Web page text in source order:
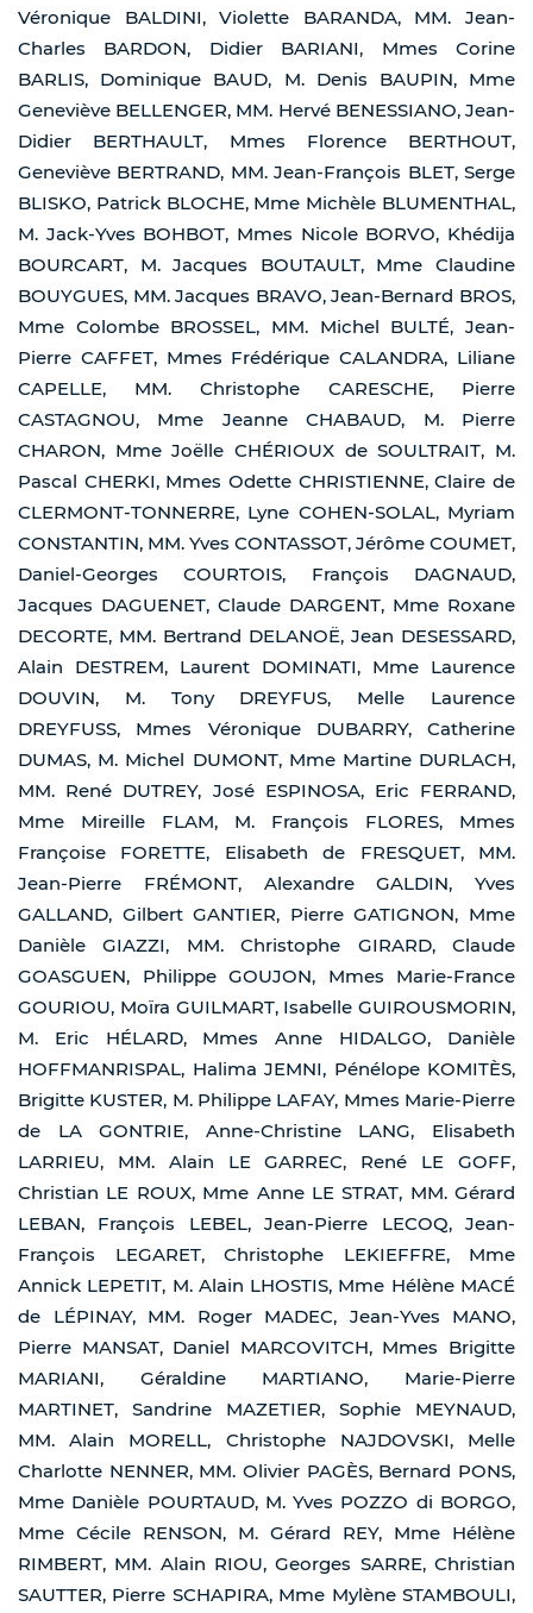
Véronique BALDINI, Violette BARANDA, MM. Jean-
Charles BARDON, Didier BARIANI, Mmes Corine
BARLIS, Dominique BAUD, M. Denis BAUPIN, Mme
Geneviève BELLENGER, MM. Hervé BENESSIANO, Jean-
Didier BERTHAULT, Mmes Florence BERTHOUT,
Geneviève BERTRAND, MM. Jean-François BLET, Serge
BLISKO, Patrick BLOCHE, Mme Michèle BLUMENTHAL,
M. Jack-Yves BOHBOT, Mmes Nicole BORVO, Khédija
BOURCART, M. Jacques BOUTAULT, Mme Claudine
BOUYGUES, MM. Jacques BRAVO, Jean-Bernard BROS,
Mme Colombe BROSSEL, MM. Michel BULTÉ, Jean-
Pierre CAFFET, Mmes Frédérique CALANDRA, Liliane
CAPELLE, MM. Christophe CARESCHE, Pierre
CASTAGNOU, Mme Jeanne CHABAUD, M. Pierre
CHARON, Mme Joëlle CHÉRIOUX de SOULTRAIT, M.
Pascal CHERKI, Mmes Odette CHRISTIENNE, Claire de
CLERMONT-TONNERRE, Lyne COHEN-SOLAL, Myriam
CONSTANTIN, MM. Yves CONTASSOT, Jérôme COUMET,
Daniel-Georges COURTOIS, François DAGNAUD,
Jacques DAGUENET, Claude DARGENT, Mme Roxane
DECORTE, MM. Bertrand DELANOË, Jean DESESSARD,
Alain DESTREM, Laurent DOMINATI, Mme Laurence
DOUVIN, M. Tony DREYFUS, Melle Laurence
DREYFUSS, Mmes Véronique DUBARRY, Catherine
DUMAS, M. Michel DUMONT, Mme Martine DURLACH,
MM. René DUTREY, José ESPINOSA, Eric FERRAND,
Mme Mireille FLAM, M. François FLORES, Mmes
Françoise FORETTE, Elisabeth de FRESQUET, MM.
Jean-Pierre FRÉMONT, Alexandre GALDIN, Yves
GALLAND, Gilbert GANTIER, Pierre GATIGNON, Mme
Danièle GIAZZI, MM. Christophe GIRARD, Claude
GOASGUEN, Philippe GOUJON, Mmes Marie-France
GOURIOU, Moïra GUILMART, Isabelle GUIROUSMORIN,
M. Eric HÉLARD, Mmes Anne HIDALGO, Danièle
HOFFMANRISPAL, Halima JEMNI, Pénélope KOMITÈS,
Brigitte KUSTER, M. Philippe LAFAY, Mmes Marie-Pierre
de LA GONTRIE, Anne-Christine LANG, Elisabeth
LARRIEU, MM. Alain LE GARREC, René LE GOFF,
Christian LE ROUX, Mme Anne LE STRAT, MM. Gérard
LEBAN, François LEBEL, Jean-Pierre LECOQ, Jean-
François LEGARET, Christophe LEKIEFFRE, Mme
Annick LEPETIT, M. Alain LHOSTIS, Mme Hélène MACÉ
de LÉPINAY, MM. Roger MADEC, Jean-Yves MANO,
Pierre MANSAT, Daniel MARCOVITCH, Mmes Brigitte
MARIANI, Géraldine MARTIANO, Marie-Pierre
MARTINET, Sandrine MAZETIER, Sophie MEYNAUD,
MM. Alain MORELL, Christophe NAJDOVSKI, Melle
Charlotte NENNER, MM. Olivier PAGÈS, Bernard PONS,
Mme Danièle POURTAUD, M. Yves POZZO di BORGO,
Mme Cécile RENSON, M. Gérard REY, Mme Hélène
RIMBERT, MM. Alain RIOU, Georges SARRE, Christian
SAUTTER, Pierre SCHAPIRA, Mme Mylène STAMBOULI,